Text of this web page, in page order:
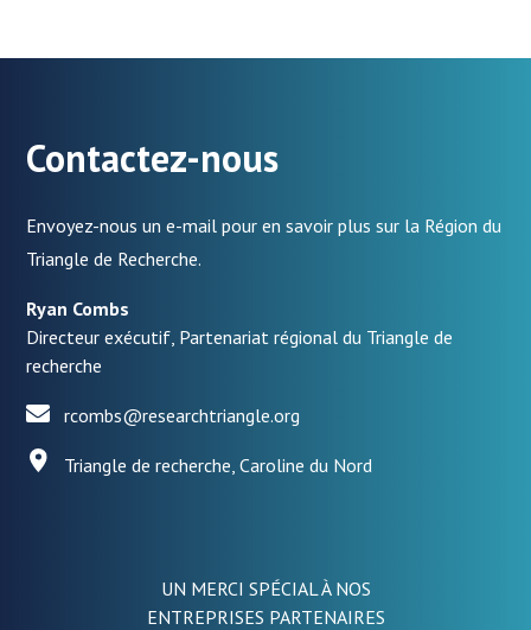
Contactez-nous
Envoyez-nous un e-mail pour en savoir plus sur la Région du
Triangle de Recherche.
Ryan Combs
Directeur exécutif, Partenariat régional du Triangle de
recherche
rcombs@researchtriangle.org
Triangle de recherche, Caroline du Nord
UN MERCI SPÉCIAL À NOS
ENTREPRISES PARTENAIRES